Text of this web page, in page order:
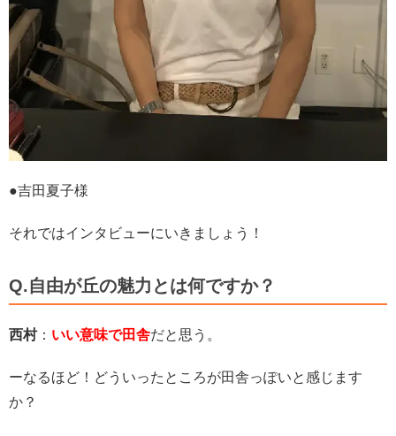
●吉田夏子様
それではインタビューにいきましょう！
Q.自由が丘の魅力とは何ですか？
西村： いい意味で田舎だと思う。
ーなるほど！どういったところが田舎っぽいと感じます
か？